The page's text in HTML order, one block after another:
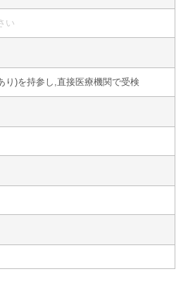
い
り)を持参し,直接医療機関で受検